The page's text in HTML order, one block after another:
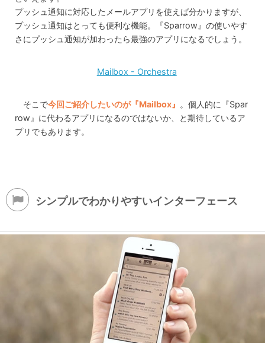
プッシュ通知に対応したメールアプリを使えば分かりますが、
プッシュ通知はとっても便利な機能。『Sparrow』の使いやす
さにプッシュ通知が加わったら最強のアプリになるでしょう。
Mailbox - Orchestra
そこで今回ご紹介したいのが『Mailbox』 。個人的に『Spar
row』に代わるアプリになるのではないか、と期待しているア
プリでもあります。
シンプルでわかりやすいインターフェース